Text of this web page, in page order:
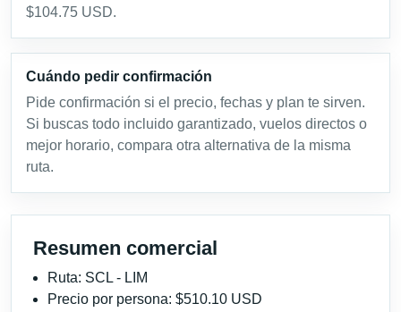
$104.75 USD.
Cuándo pedir confirmación
Pide confirmación si el precio, fechas y plan te sirven.
Si buscas todo incluido garantizado, vuelos directos o
mejor horario, compara otra alternativa de la misma
ruta.
Resumen comercial
Ruta: SCL - LIM
Precio por persona: $510.10 USD